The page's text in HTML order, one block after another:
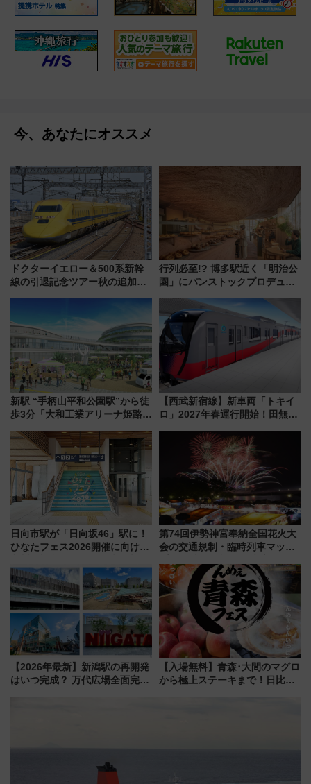
今、あなたにオススメ
ドクターイエロー＆500系新幹
線の引退記念ツアー秋の追加企
行列必至!? 博多駅近く「明治公
園」にパンストックプロデュー
オープン 秋からはビストロ営業
も！
新駅 “手柄山平和公園駅”から徒
歩3分「大和工業アリーナ姫路」
大相撲巡業など 豪華イベントと
アクセス
【西武新宿線】新車両「トキイ
ロ」2027年春運行開始！田無・
「第2弾」も
日向市駅が「日向坂46」駅に！
ひなたフェス2026開催に向けJR
全力応援 夜行列車「ドリーム
おひさま号」も走る
第74回伊勢神宮奉納全国花火大
会の交通規制・臨時列車マッ
セス
【2026年最新】新潟駅の再開発
はいつ完成？ 万代広場全面完成
【入場無料】青森･大間のマグロ
から極上ステーキまで！日比谷